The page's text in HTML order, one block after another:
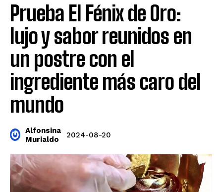
Prueba El Fénix de Oro:
lujo y sabor reunidos en
un postre con el
ingrediente más caro del
mundo
Alfonsina
Murialdo
2024-08-20